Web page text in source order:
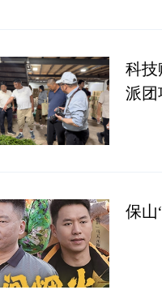
科技
派团
保山